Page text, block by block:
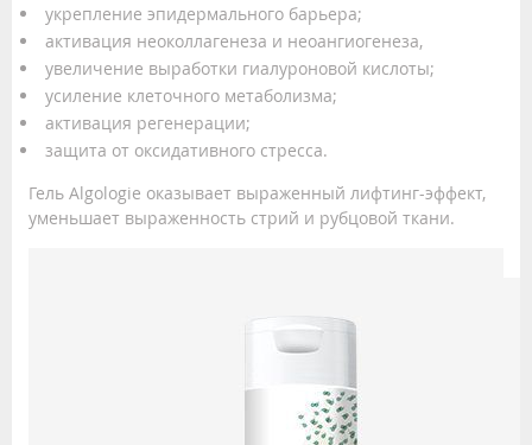
укрепление эпидермального барьера;
активация неоколлагенеза и неоангиогенеза,
увеличение выработки гиалуроновой кислоты;
усиление клеточного метаболизма;
активация регенерации;
защита от оксидативного стресса.
Гель Algologie оказывает выраженный лифтинг-эффект,
уменьшает выраженность стрий и рубцовой ткани.